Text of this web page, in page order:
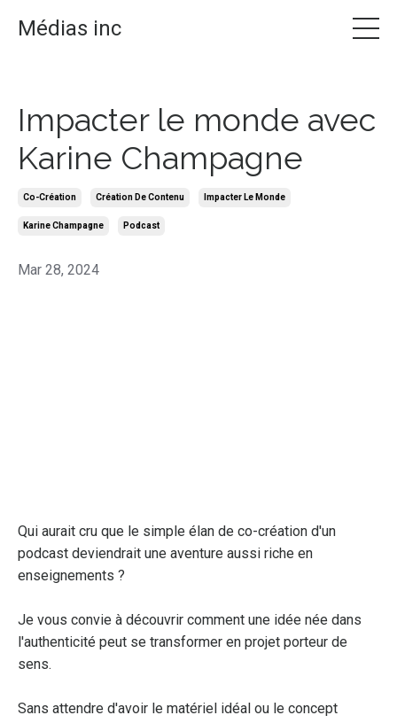
Médias inc
Impacter le monde avec
Karine Champagne
Co-Création Création De Contenu Impacter Le Monde
Karine Champagne Podcast
Mar 28, 2024
Qui aurait cru que le simple élan de co-création d'un
podcast deviendrait une aventure aussi riche en
enseignements ?
Je vous convie à découvrir comment une idée née dans
l'authenticité peut se transformer en projet porteur de
sens.
Sans attendre d'avoir le matériel idéal ou le concept